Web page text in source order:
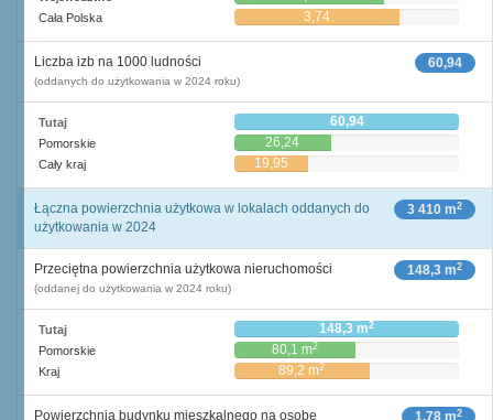
Cała Polska 3,74
60,94
Liczba izb na 1000 ludności
(oddanych do użytkowania w 2024 roku)
Tutaj 60,94
Pomorskie 26,24
Cały kraj 19,95
3 410 m2
Łączna powierzchnia użytkowa w lokalach oddanych do
użytkowania w 2024
148,3 m2
Przeciętna powierzchnia użytkowa nieruchomości
(oddanej do użytkowania w 2024 roku)
Tutaj 148,3 m2
Pomorskie 80,1 m2
Kraj 89,2 m2
1,78 m2
Powierzchnia budynku mieszkalnego na osobę